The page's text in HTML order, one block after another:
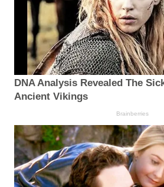
DNA Analysis Revealed The
Ancient Vikings
Brainberries